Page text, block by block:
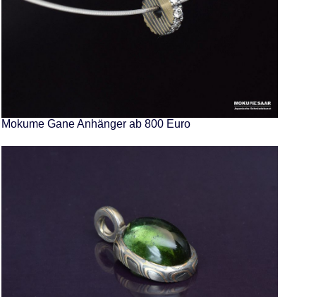
Mokume Gane Anhänger ab 800 Euro